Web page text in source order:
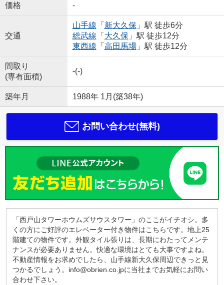
価格 -
交通
山手線 「 新大久保 」駅 徒歩6分
総武線 「 大久保 」駅 徒歩12分
東西線 「 高田馬場」駅 徒歩12分
間取り
(専有面積)
-(-)
築年月 1988年 1月(築38年)
お問い合わせ(無料)
「西戸山タワーホウムズサウスタワー」のここがイチオシ。多
くの方にご好評のエレベーター付き物件はこちらです。地上25
階建ての物件です。外観タイル張りは、長期にわたってメンテ
ナンスが必要ありません。快適な環境はとても大事ですよね。
不動産情報をお求めでしたら、山手線新大久保周辺できっと見
つかるでしょう。info@obrien.co.jpに当社までお気軽にお問い
合わせ下さい。